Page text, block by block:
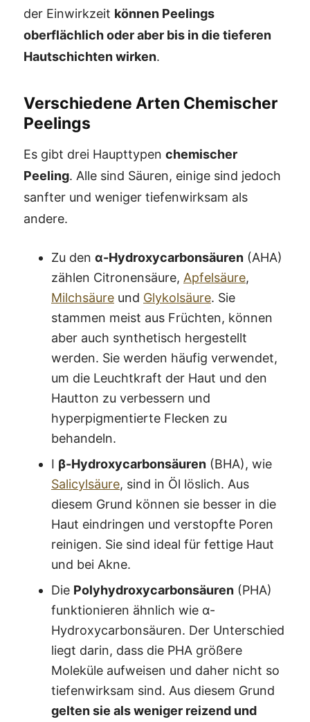
der Einwirkzeit können Peelings
oberflächlich oder aber bis in die tieferen
Hautschichten wirken.
Verschiedene Arten Chemischer
Peelings
Es gibt drei Haupttypen chemischer
Peeling. Alle sind Säuren, einige sind jedoch
sanfter und weniger tiefenwirksam als
andere.
Zu den α-Hydroxycarbonsäuren (AHA)
zählen Citronensäure, Apfelsäure,
Milchsäure und Glykolsäure. Sie
stammen meist aus Früchten, können
aber auch synthetisch hergestellt
werden. Sie werden häufig verwendet,
um die Leuchtkraft der Haut und den
Hautton zu verbessern und
hyperpigmentierte Flecken zu
behandeln.
I β-Hydroxycarbonsäuren (BHA), wie
Salicylsäure, sind in Öl löslich. Aus
diesem Grund können sie besser in die
Haut eindringen und verstopfte Poren
reinigen. Sie sind ideal für fettige Haut
und bei Akne.
Die Polyhydroxycarbonsäuren (PHA)
funktionieren ähnlich wie α-
Hydroxycarbonsäuren. Der Unterschied
liegt darin, dass die PHA größere
Moleküle aufweisen und daher nicht so
tiefenwirksam sind. Aus diesem Grund
gelten sie als weniger reizend und